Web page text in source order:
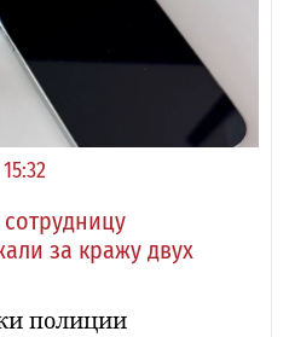
15:32
за кражу двух
полиции